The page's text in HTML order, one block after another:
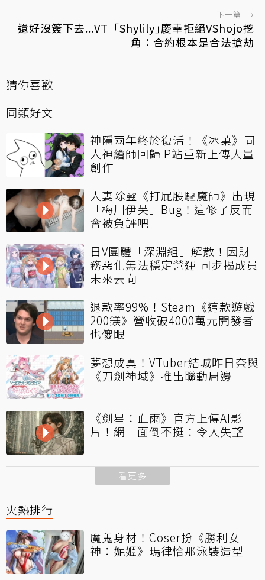
下一篇 →
還好沒簽下去...VT「Shylily｣慶幸拒絕VShojo挖
角：合約根本是合法搶劫
猜你喜歡
同類好文
神隱兩年終於復活！《冰菓》同
人神繪師回歸 P站重新上傳大量
創作
人妻除靈《打屁股驅魔師》出現
「梅川伊芙」Bug！這修了反而
會被負評吧
日V團體「深淵組」解散！因財
務惡化無法穩定營運 同步揭成員
未來去向
退款率99%！Steam《這款遊戲
200鎂》營收破4000萬元開發者
也傻眼
夢想成真！VTuber結城昨日奈與
《刀劍神域》推出聯動周邊
《劍星：血雨》官方上傳AI影
片！網一面倒不挺：令人失望
看更多
火熱排行
魔鬼身材！Coser扮《勝利女
神：妮姬》瑪律恰那泳裝造型